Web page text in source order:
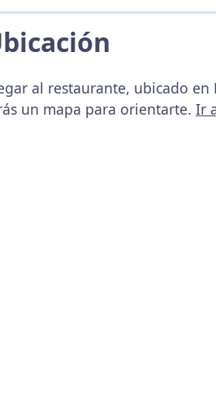
al restaurante, ubicado
un mapa para orientarte. Ir